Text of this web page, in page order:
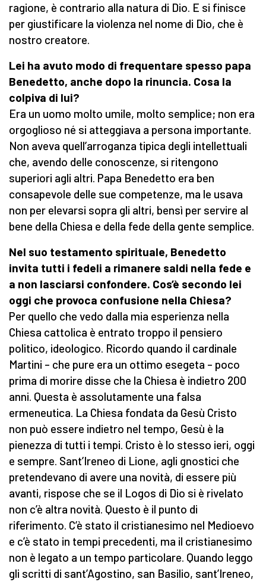
ragione, è contrario alla natura di Dio. E si finisce
per giustificare la violenza nel nome di Dio, che è
nostro creatore.
Lei ha avuto modo di frequentare spesso papa
Benedetto, anche dopo la rinuncia. Cosa la
colpiva di lui?
Era un uomo molto umile, molto semplice; non era
orgoglioso né si atteggiava a persona importante.
Non aveva quell’arroganza tipica degli intellettuali
che, avendo delle conoscenze, si ritengono
superiori agli altri. Papa Benedetto era ben
consapevole delle sue competenze, ma le usava
non per elevarsi sopra gli altri, bensì per servire al
bene della Chiesa e della fede della gente semplice.
Nel suo testamento spirituale, Benedetto
invita tutti i fedeli a rimanere saldi nella fede e
a non lasciarsi confondere. Cos’è secondo lei
oggi che provoca confusione nella Chiesa?
Per quello che vedo dalla mia esperienza nella
Chiesa cattolica è entrato troppo il pensiero
politico, ideologico. Ricordo quando il cardinale
Martini – che pure era un ottimo esegeta – poco
prima di morire disse che la Chiesa è indietro 200
anni. Questa è assolutamente una falsa
ermeneutica. La Chiesa fondata da Gesù Cristo
non può essere indietro nel tempo, Gesù è la
pienezza di tutti i tempi. Cristo è lo stesso ieri, oggi
e sempre. Sant’Ireneo di Lione, agli gnostici che
pretendevano di avere una novità, di essere più
avanti, rispose che se il Logos di Dio si è rivelato
non c’è altra novità. Questo è il punto di
riferimento. C’è stato il cristianesimo nel Medioevo
e c’è stato in tempi precedenti, ma il cristianesimo
non è legato a un tempo particolare. Quando leggo
gli scritti di sant’Agostino, san Basilio, sant’Ireneo,